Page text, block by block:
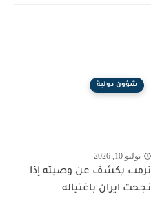
شؤون دولية
يوليو 10, 2026
ترمب يكشف عن وصيته إذا
نجحت ايران باغتياله